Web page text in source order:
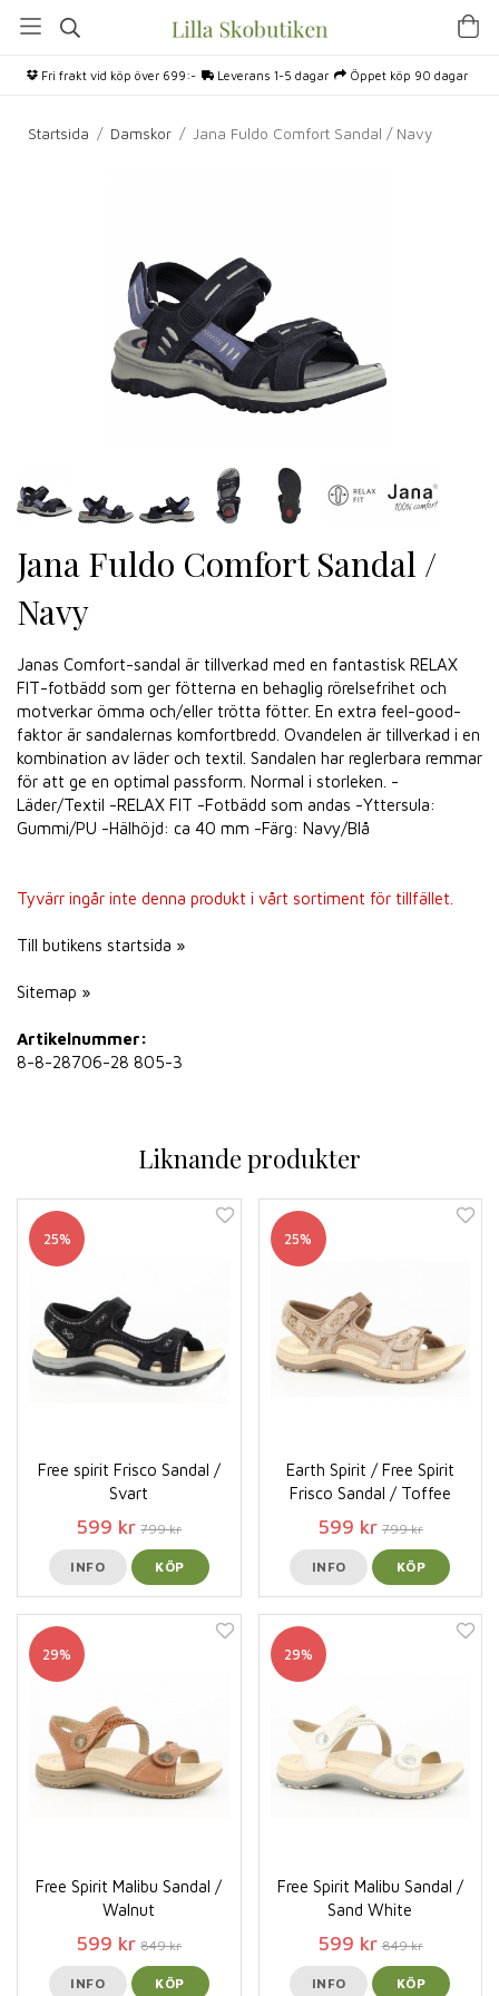
Fri frakt vid köp över 699:- Leverans 1-5 dagar Öppet köp 90 dagar
Startsida / Damskor / Jana Fuldo Comfort Sandal / Navy
Jana Fuldo Comfort Sandal /
Navy
Janas Comfort-sandal är tillverkad med en fantastisk RELAX
FIT-fotbädd som ger fötterna en behaglig rörelsefrihet och
motverkar ömma och/eller trötta fötter. En extra feel-good-
faktor är sandalernas komfortbredd. Ovandelen är tillverkad i en
kombination av läder och textil. Sandalen har reglerbara remmar
för att ge en optimal passform. Normal i storleken. -
Läder/Textil -RELAX FIT -Fotbädd som andas -Yttersula:
Gummi/PU -Hälhöjd: ca 40 mm -Färg: Navy/Blå
Tyvärr ingår inte denna produkt i vårt sortiment för tillfället.
Till butikens startsida »
Sitemap »
Artikelnummer:
8-8-28706-28 805-3
Liknande produkter
25%
Free spirit Frisco Sandal /
Svart
599 kr 799 kr
INFO KÖP
25%
Earth Spirit / Free Spirit
Frisco Sandal / Toffee
599 kr 799 kr
INFO KÖP
29%
Free Spirit Malibu Sandal /
Walnut
599 kr 849 kr
INFO KÖP
29%
Free Spirit Malibu Sandal /
Sand White
599 kr 849 kr
INFO KÖP